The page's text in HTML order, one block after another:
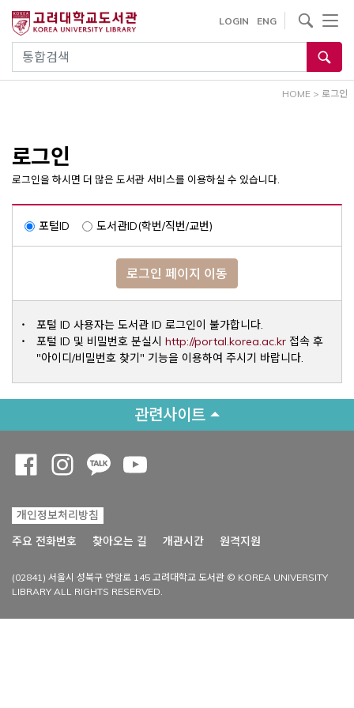
건
통합검색
LOGIN ENG
사이트내 검색
HOME > 로그인
로그인
로그인을 하시면 더 많은 도서관 서비스를 이용하실 수 있습니다.
포털ID 도서관ID(학번/직번/교번)
로그인 페이지 이동
포털 ID 사용자는 도서관 ID 로그인이 불가합니다.
포털 ID 및 비밀번호 분실시 http://portal.korea.ac.krOpens a
접속 후
"아이디/비밀번호 찾기" 기능을 이용하여 주시기 바랍니다.
관련사이트
개인정보처리방침
주요 전화번호
찾아오는 길 개관시간 원격지원
(02841) 서울시 성북구 안암로 145 고려대학교 도서관 © KOREA UNIVERSITY
LIBRARY ALL RIGHTS RESERVED.
Opens a new window
Opens a new window
Opens a new window